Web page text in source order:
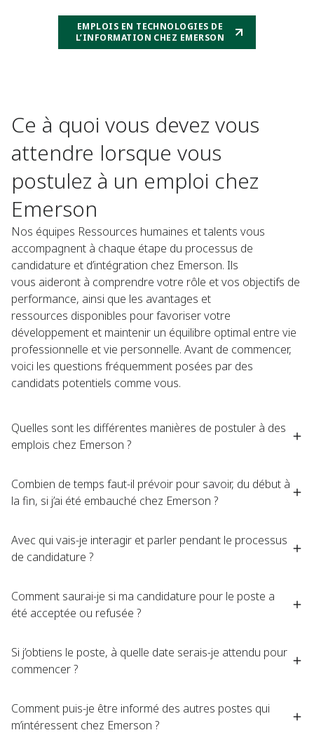
EMPLOIS EN TECHNOLOGIES DE
L’INFORMATION CHEZ EMERSON
Ce à quoi vous devez vous
attendre lorsque vous
postulez à un emploi chez
Emerson
Nos équipes Ressources humaines et talents vous
accompagnent à chaque étape du processus de
candidature et d’intégration chez Emerson. Ils
vous aideront à comprendre votre rôle et vos objectifs de
performance, ainsi que les avantages et
ressources disponibles pour favoriser votre
développement et maintenir un équilibre optimal entre vie
professionnelle et vie personnelle. Avant de commencer,
voici les questions fréquemment posées par des
candidats potentiels comme vous.
Quelles sont les différentes manières de postuler à des
emplois chez Emerson ?
Combien de temps faut-il prévoir pour savoir, du début à
la fin, si j’ai été embauché chez Emerson ?
Avec qui vais-je interagir et parler pendant le processus
de candidature ?
Comment saurai-je si ma candidature pour le poste a
été acceptée ou refusée ?
Si j’obtiens le poste, à quelle date serais-je attendu pour
commencer ?
Comment puis-je être informé des autres postes qui
m’intéressent chez Emerson ?